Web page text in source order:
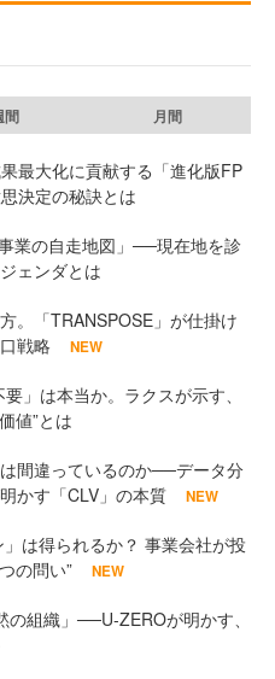
間 月間
最大化に貢献する「進化版FP
決定の秘訣とは
業の自走地図」──現在地を診
ェンダとは
。「TRANSPOSE」が仕掛け
戦略
NEW
」は本当か。ラクスが示す、
値”とは
間違っているのか──データ分
かす「CLV」の本質
NEW
は得られるか？ 事業会社が投
の問い”
NEW
組織」──U-ZEROが明かす、